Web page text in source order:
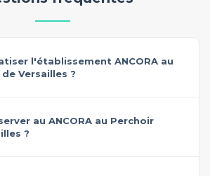
l'établissement ANCORA au
Versailles ?
au ANCORA au Perchoir
?